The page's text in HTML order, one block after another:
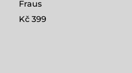
Fraus
Kč 399